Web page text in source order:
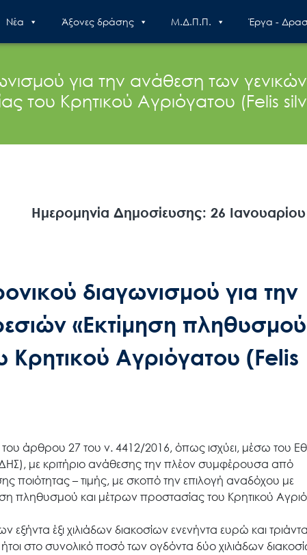
Nέα Άξονες δράσης Μ.Δ.Π.Π. Έργα -
για την ανάθεση των
του Κρητικού Αγριόγατου (Felis
Ημερομηνία Δημοσίευσης: 26
διαγωνισμού για την
«Εκτίμηση πληθυσμού
Αγριόγατου (Felis
άρθρου 27 του ν. 4412/2016, όπως ισχύει, μέσω του
με κριτήριο ανάθεσης την πλέον συμφέρουσα από
ποιότητας – τιμής, με σκοπό την επιλογή αναδόχου με
πληθυσμού και μέτρων προστασίας του Κρητικού
έξι χιλιάδων διακοσίων ενενήντα ευρώ και
στο συνολικό ποσό των ογδόντα δύο χιλιάδων